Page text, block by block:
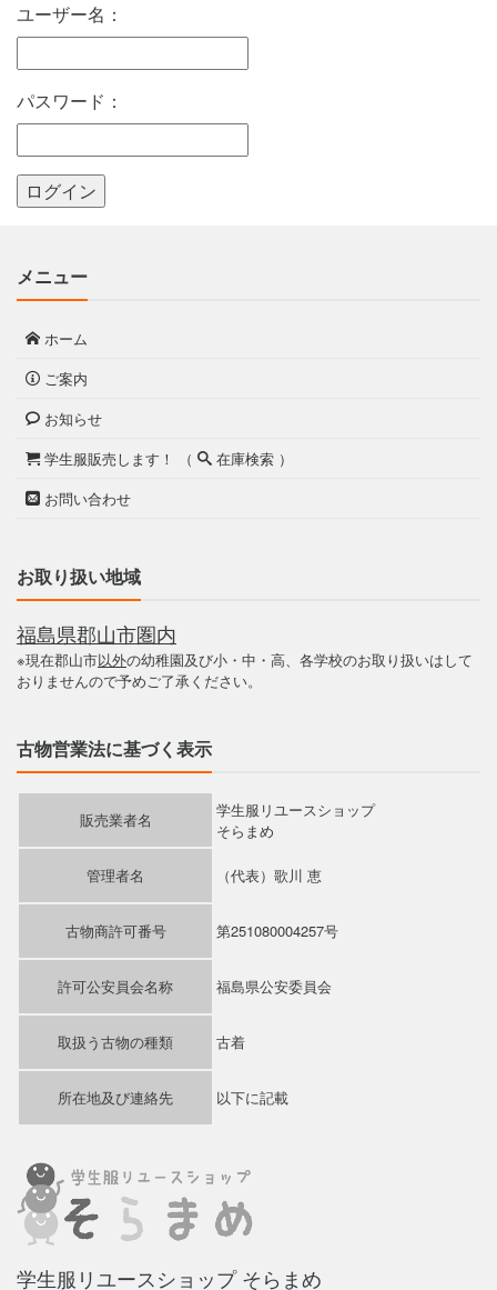
ユーザー名：
パスワード：
メニュー
ホーム
ご案内
お知らせ
学生服販売します！ （
在庫検索 ）
お問い合わせ
お取り扱い地域
福島県郡山市圏内
※現在郡山市以外の幼稚園及び小・中・高、各学校のお取り扱いはして
おりませんので予めご了承ください。
古物営業法に基づく表示
販売業者名
学生服リユースショップ
そらまめ
管理者名 （代表）歌川 恵
古物商許可番号 第251080004257号
許可公安員会名称 福島県公安委員会
取扱う古物の種類 古着
所在地及び連絡先 以下に記載
学生服リユースショップ そらまめ